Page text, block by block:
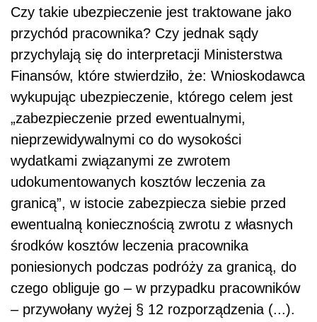
Czy takie ubezpieczenie jest traktowane jako
przychód pracownika? Czy jednak sądy
przychylają się do interpretacji Ministerstwa
Finansów, które stwierdziło, że: Wnioskodawca
wykupując ubezpieczenie, którego celem jest
„zabezpieczenie przed ewentualnymi,
nieprzewidywalnymi co do wysokości
wydatkami związanymi ze zwrotem
udokumentowanych kosztów leczenia za
granicą”, w istocie zabezpiecza siebie przed
ewentualną koniecznością zwrotu z własnych
środków kosztów leczenia pracownika
poniesionych podczas podróży za granicą, do
czego obliguje go – w przypadku pracowników
– przywołany wyżej § 12 rozporządzenia (...).